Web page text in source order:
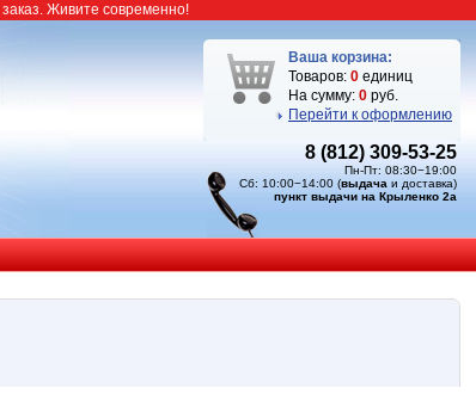
Ваша корзина:
Товаров: 0 единиц
На сумму: 0 руб.
Перейти к оформлению
8 (812) 309-53-25
Пн-Пт: 08:30−19:00
Сб: 10:00−14:00 (выдача и доставка)
пункт выдачи на Крыленко 2а
заказ. Живите современно!